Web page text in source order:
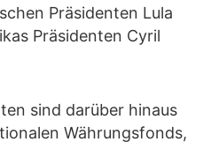
Präsidenten Lula
Präsidenten Cyril
sind darüber hinaus
Währungsfonds,